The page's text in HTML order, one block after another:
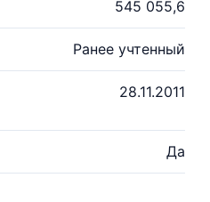
545 055,6
Ранее учтенный
28.11.2011
Да